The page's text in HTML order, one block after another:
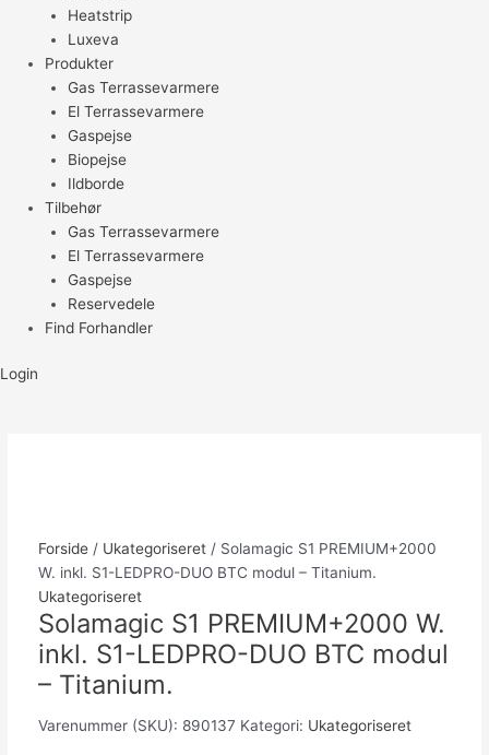
Heatstrip
Luxeva
Produkter
Gas Terrassevarmere
El Terrassevarmere
Gaspejse
Biopejse
Ildborde
Tilbehør
Gas Terrassevarmere
El Terrassevarmere
Gaspejse
Reservedele
Find Forhandler
Login
Forside/ Ukategoriseret/ Solamagic S1 PREMIUM+2000
W. inkl. S1-LEDPRO-DUO BTC modul – Titanium.
Ukategoriseret
Solamagic S1 PREMIUM+2000 W.
inkl. S1-LEDPRO-DUO BTC modul
– Titanium.
Varenummer (SKU): 890137 Kategori: Ukategoriseret